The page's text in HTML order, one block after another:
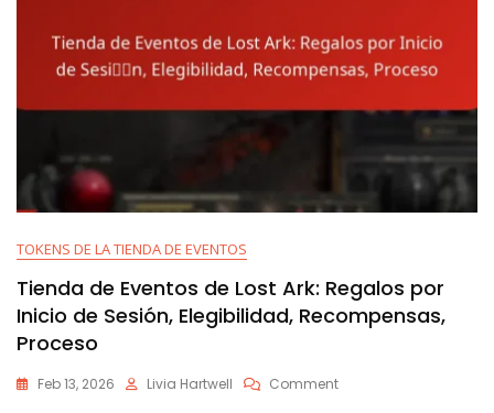
TOKENS DE LA TIENDA DE EVENTOS
Tienda de Eventos de Lost Ark: Regalos por
Inicio de Sesión, Elegibilidad, Recompensas,
Proceso
Feb 13, 2026 Livia Hartwell CommentOn